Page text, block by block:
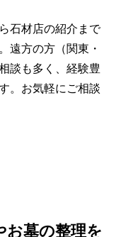
石材店の紹介まで
遠方の方（関東・
談も多く、経験豊
。 お気軽にご相談
お墓の整理を